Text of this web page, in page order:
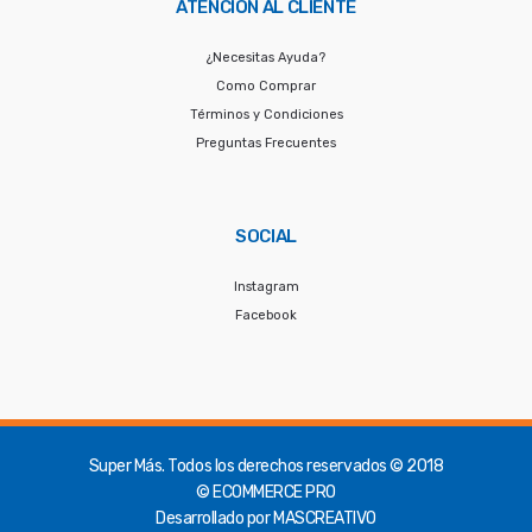
ATENCIÓN AL CLIENTE
¿Necesitas Ayuda?
Como Comprar
Términos y Condiciones
Preguntas Frecuentes
SOCIAL
Instagram
Facebook
Super Más. Todos los derechos reservados © 2018
© ECOMMERCE PRO
Desarrollado por MASCREATIVO